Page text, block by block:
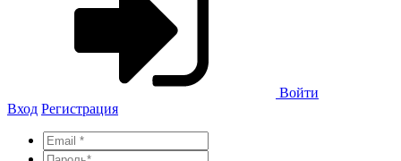
Войти
Вход Регистрация